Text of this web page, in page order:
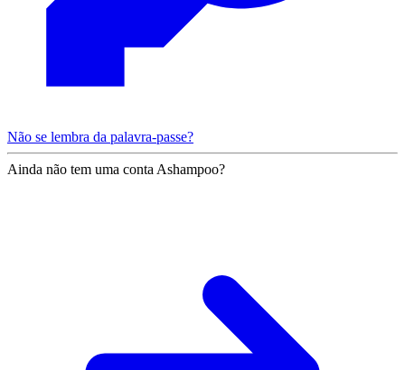
Não se lembra da palavra-passe?
Ainda não tem uma conta Ashampoo?